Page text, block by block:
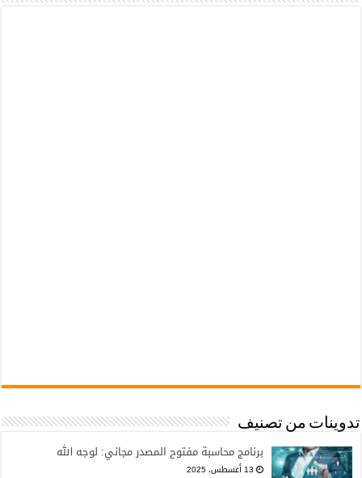
تدوينات من تصنيف
برنامج محاسبة مفتوح المصدر مجاني: لوجه الله
13 أغسطس، 2025